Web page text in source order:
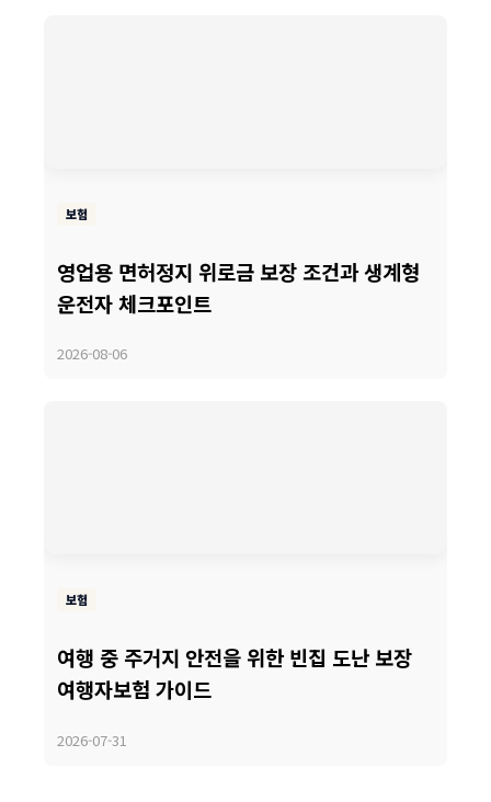
보험
영업용 면허정지 위로금 보장 조건과 생계형
운전자 체크포인트
2026-08-06
보험
여행 중 주거지 안전을 위한 빈집 도난 보장
여행자보험 가이드
2026-07-31